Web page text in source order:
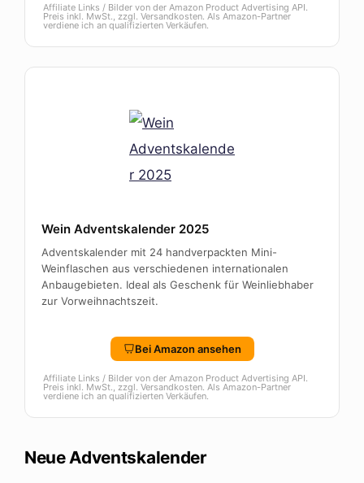
Affiliate Links / Bilder von der Amazon Product Advertising API.
Preis inkl. MwSt., zzgl. Versandkosten. Als Amazon-Partner
verdiene ich an qualifizierten Verkäufen.
Wein Adventskalender 2025
Adventskalender mit 24 handverpackten Mini-
Weinflaschen aus verschiedenen internationalen
Anbaugebieten. Ideal als Geschenk für Weinliebhaber
zur Vorweihnachtszeit.
Bei Amazon ansehen
Affiliate Links / Bilder von der Amazon Product Advertising API.
Preis inkl. MwSt., zzgl. Versandkosten. Als Amazon-Partner
verdiene ich an qualifizierten Verkäufen.
Neue Adventskalender